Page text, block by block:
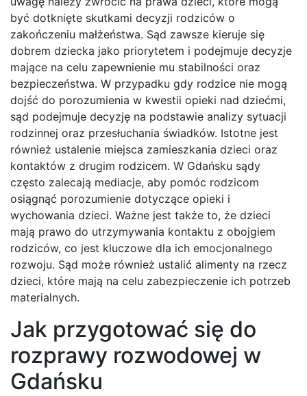
być dotknięte skutkami decyzji rodziców o
zakończeniu małżeństwa. Sąd zawsze kieruje się
dobrem dziecka jako priorytetem i podejmuje decyzje
mające na celu zapewnienie mu stabilności oraz
bezpieczeństwa. W przypadku gdy rodzice nie mogą
dojść do porozumienia w kwestii opieki nad dziećmi,
sąd podejmuje decyzję na podstawie analizy sytuacji
rodzinnej oraz przesłuchania świadków. Istotne jest
również ustalenie miejsca zamieszkania dzieci oraz
kontaktów z drugim rodzicem. W Gdańsku sądy
często zalecają mediacje, aby pomóc rodzicom
osiągnąć porozumienie dotyczące opieki i
wychowania dzieci. Ważne jest także to, że dzieci
mają prawo do utrzymywania kontaktu z obojgiem
rodziców, co jest kluczowe dla ich emocjonalnego
rozwoju. Sąd może również ustalić alimenty na rzecz
dzieci, które mają na celu zabezpieczenie ich potrzeb
materialnych.
Jak przygotować się do
rozprawy rozwodowej w
Gdańsku